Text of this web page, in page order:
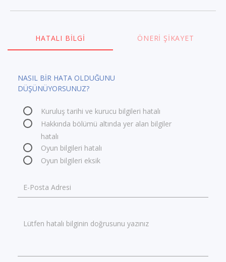
HATALI BILGI ÖNERI ŞIKAYET
NASIL BİR HATA OLDUĞUNU
DÜŞÜNÜYORSUNUZ?
Kuruluş tarihi ve kurucu bilgileri hatalı
Hakkında bölümü altında yer alan bilgiler
hatalı
Oyun bilgileri hatalı
Oyun bilgileri eksik
E-Posta Adresi
Lütfen hatalı bilginin doğrusunu yazınız